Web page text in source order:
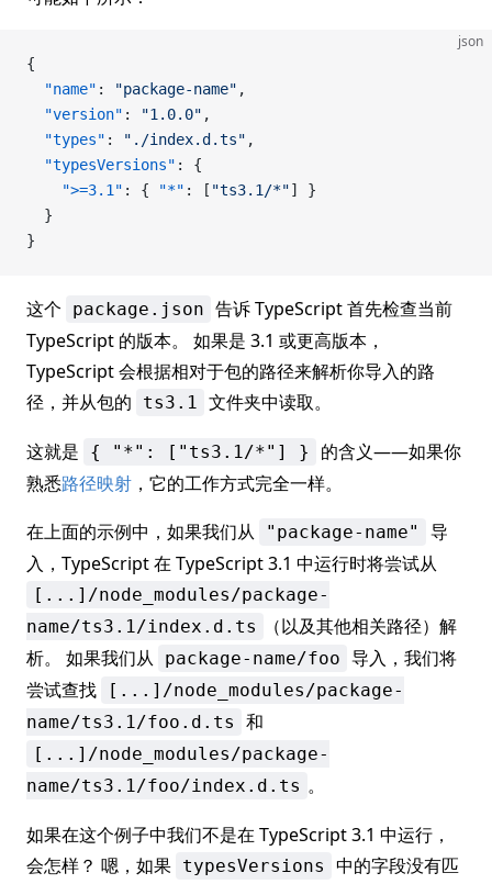
json
{
  "name"
: "package-name" ,
  "version"
: "1.0.0" ,
  "types"
: "./index.d.ts" ,
  "typesVersions"
: {
    ">=3.1"
: { "*" : [ "ts3.1/*"] }
  }
}
这个 package.json 告诉 TypeScript 首先检查当前
TypeScript 的版本。 如果是 3.1 或更高版本，
TypeScript 会根据相对于包的路径来解析你导入的路
径，并从包的
ts3.1 文件夹中读取。
这就是 { "*": ["ts3.1/*"] }
的含义——如果你
熟悉路径映射 ，它的工作方式完全一样。
在上面的示例中，如果我们从
"package-name"
导
入，TypeScript 在 TypeScript 3.1 中运行时将尝试从
[...]/node_modules/package-
name/ts3.1/index.d.ts
（以及其他相关路径）解
析。 如果我们从
package-name/foo 导入，我们将
尝试查找
[...]/node_modules/package-
name/ts3.1/foo.d.ts
和
[...]/node_modules/package-
name/ts3.1/foo/index.d.ts 。
如果在这个例子中我们不是在 TypeScript 3.1 中运行，
会怎样？ 嗯，如果 typesVersions
中的字段没有匹